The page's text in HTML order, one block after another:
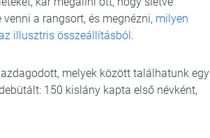
a rangsort, és megnézni, milyen
illusztris összeállításból.
melyek között találhatunk egy
150 kislány kapta első névként,